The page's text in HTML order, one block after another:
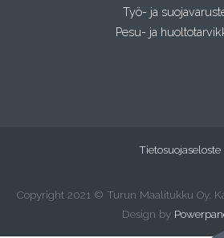
Työ- ja
Pesu- ja
Tietosuojaseloste
Copyright 2021 © Turun Maalitukku Oy.
Design by